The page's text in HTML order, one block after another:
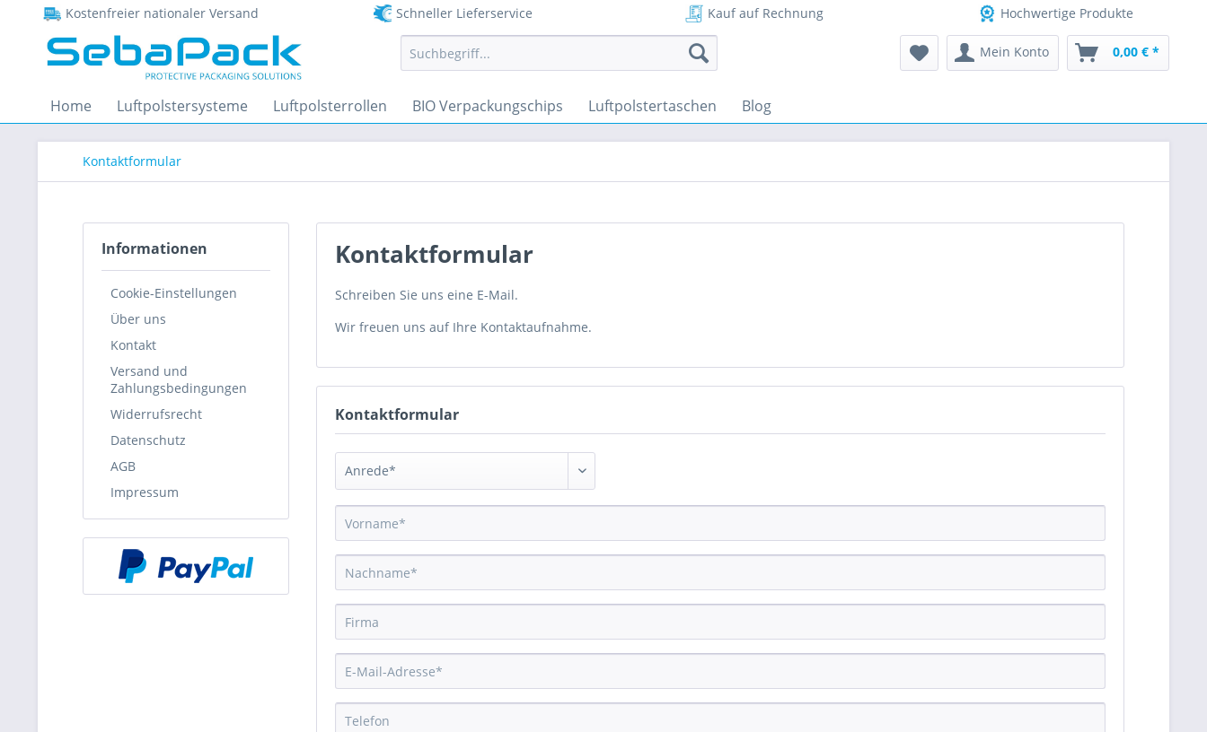
Kostenfreier nationaler Versand Schneller Lieferservice Kauf auf Rechnung Hochwertige Produkte
Mein Konto 0,00 € *
Home Luftpolstersysteme Luftpolsterrollen BIO Verpackungschips Luftpolstertaschen Blog
Kontaktformular
Informationen
Cookie-Einstellungen
Über uns
Kontakt
Versand und
Zahlungsbedingungen
Widerrufsrecht
Datenschutz
AGB
Impressum
Kontaktformular
Schreiben Sie uns eine E-Mail.
Wir freuen uns auf Ihre Kontaktaufnahme.
Kontaktformular